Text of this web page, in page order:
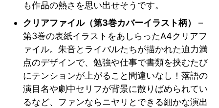
も作品の熱さを思い出せそうです。
クリアファイル（第3巻カバーイラスト柄）
–
第3巻の表紙イラストをあしらったA4クリアフ
ァイル。朱音とライバルたちが描かれた迫力満
点のデザインで、勉強や仕事で書類を挟むたび
にテンションが上がること間違いなし！落語の
演目名や劇中セリフが背景に散りばめられてい
るなど、ファンならニヤリとできる細かな演出